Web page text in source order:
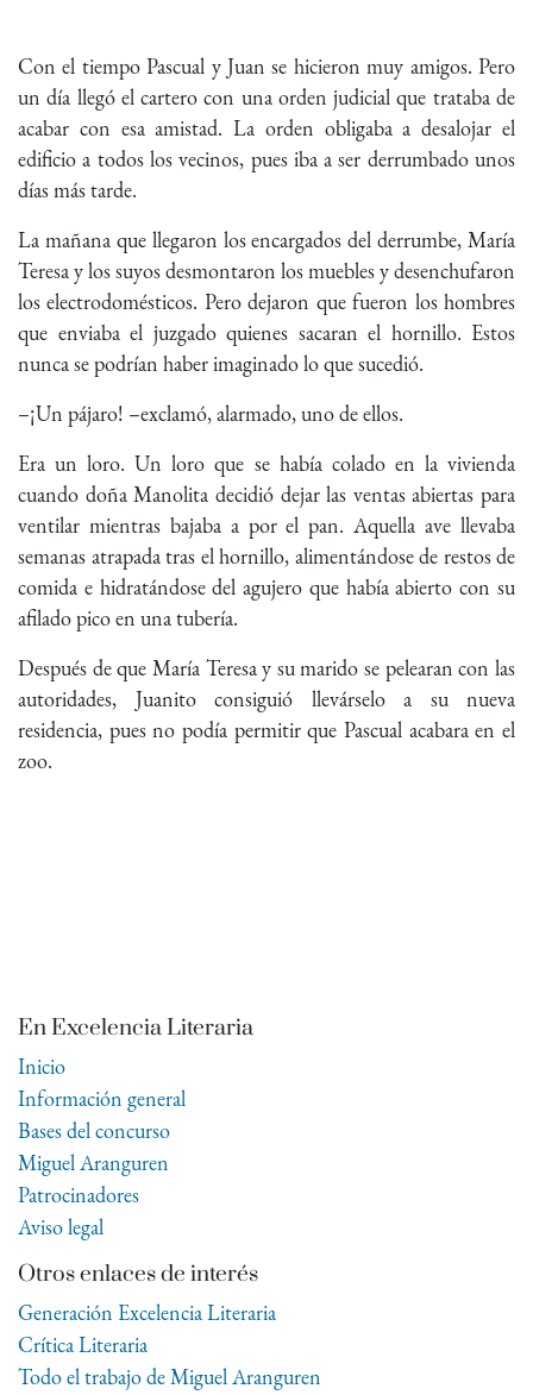
Con el tiempo Pascual y Juan se hicieron muy amigos. Pero
un día llegó el cartero con una orden judicial que trataba de
acabar con esa amistad. La orden obligaba a desalojar el
edificio a todos los vecinos, pues iba a ser derrumbado unos
días más tarde.
La mañana que llegaron los encargados del derrumbe, María
Teresa y los suyos desmontaron los muebles y desenchufaron
los electrodomésticos. Pero dejaron que fueron los hombres
que enviaba el juzgado quienes sacaran el hornillo. Estos
nunca se podrían haber imaginado lo que sucedió.
–¡Un pájaro! –exclamó, alarmado, uno de ellos.
Era un loro. Un loro que se había colado en la vivienda
cuando doña Manolita decidió dejar las ventas abiertas para
ventilar mientras bajaba a por el pan. Aquella ave llevaba
semanas atrapada tras el hornillo, alimentándose de restos de
comida e hidratándose del agujero que había abierto con su
afilado pico en una tubería.
Después de que María Teresa y su marido se pelearan con las
autoridades, Juanito consiguió llevárselo a su nueva
residencia, pues no podía permitir que Pascual acabara en el
zoo.
En Excelencia Literaria
Inicio
Información general
Bases del concurso
Miguel Aranguren
Patrocinadores
Aviso legal
Otros enlaces de interés
Generación Excelencia Literaria
Crítica Literaria
Todo el trabajo de Miguel Aranguren